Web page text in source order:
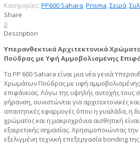
Κατηγορίες: PP600 Sahara Prisma Σειρά
Share
0
Description
Υπερανθεκτικά Αρχιτεκτονικά
Πούδρας με Υφή Αμμοβολισμένης
Τα PP 600 Sahara είναι μια νέα γενιά
Χρωμάτων Πούδρας με υφή αμμοβολισμένης
επιφάνειας. Λόγω της υψηλής αντοχής τους
γήρανση, συνιστώνται για αρχιτεκτονικές
απαιτητικές εφαρμογές όπου η γυαλάδα, η
χρώματος και η μακροχρόνια αισθητική είναι
εξαιρετικής σημασίας. Χρησιμοποιώντας την
εξελιγμένη τεχνική επεξεργασία bonding της